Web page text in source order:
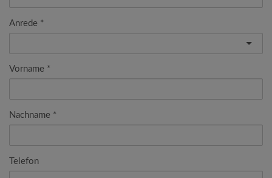
Anrede
Vorname
Nachname
Telefon